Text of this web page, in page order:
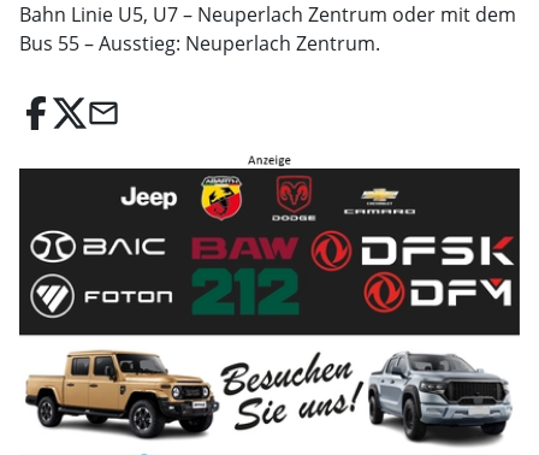
Bahn Linie U5, U7 – Neuperlach Zentrum oder mit dem
Bus 55 – Ausstieg: Neuperlach Zentrum.
email